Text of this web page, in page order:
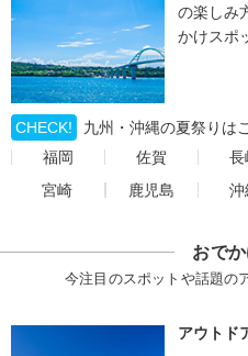
の楽しみ
かけスポ
CHECK!
九州・沖縄の夏祭りは
福岡
佐賀 長
宮崎
鹿児島 沖
おで
今注目のスポットや話題の
アウトド